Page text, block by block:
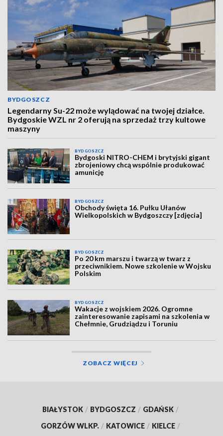
BYDGOSZCZ
Legendarny Su-22 może wylądować na twojej działce.
Bydgoskie WZL nr 2 oferują na sprzedaż trzy kultowe
maszyny
BYDGOSZCZ
Bydgoski NITRO-CHEM i brytyjski gigant
zbrojeniowy chcą wspólnie produkować
amunicję
BYDGOSZCZ
Obchody święta 16. Pułku Ułanów
Wielkopolskich w Bydgoszczy [zdjęcia]
BYDGOSZCZ
Po 20 km marszu i twarzą w twarz z
przeciwnikiem. Nowe szkolenie w Wojsku
Polskim
BYDGOSZCZ
Wakacje z wojskiem 2026. Ogromne
zainteresowanie zapisami na szkolenia w
Chełmnie, Grudziądzu i Toruniu
ZOBACZ WIĘCEJ
BIAŁYSTOK / BYDGOSZCZ / GDAŃSK /
GORZÓW WLKP. / KATOWICE / KIELCE /